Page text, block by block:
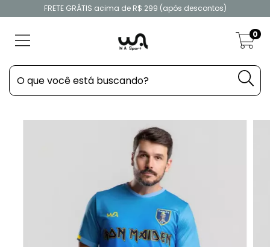
FRETE GRÁTIS acima de R$ 299 (após descontos)
0